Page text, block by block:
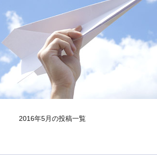
2016年5月の投稿一覧